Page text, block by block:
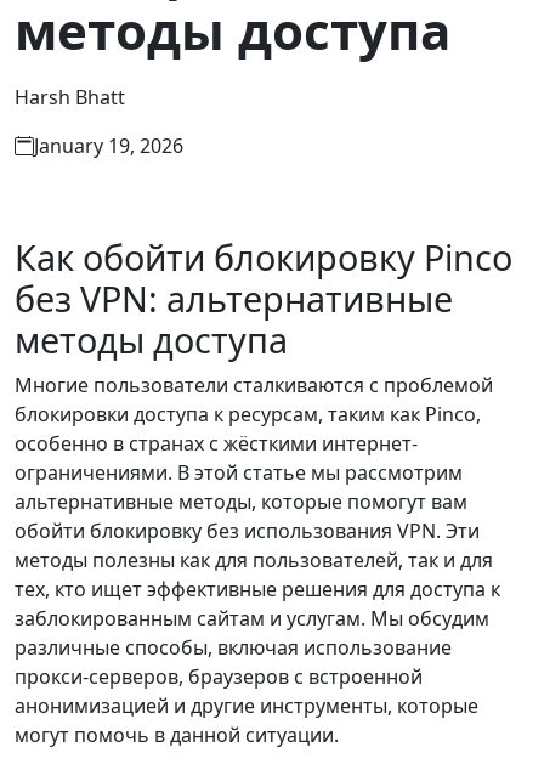
методы доступа
Harsh Bhatt
January 19, 2026
Как обойти блокировку Pinco
без VPN: альтернативные
методы доступа
Многие пользователи сталкиваются с проблемой
блокировки доступа к ресурсам, таким как Pinco,
особенно в странах с жёсткими интернет-
ограничениями. В этой статье мы рассмотрим
альтернативные методы, которые помогут вам
обойти блокировку без использования VPN. Эти
методы полезны как для пользователей, так и для
тех, кто ищет эффективные решения для доступа к
заблокированным сайтам и услугам. Мы обсудим
различные способы, включая использование
прокси-серверов, браузеров с встроенной
анонимизацией и другие инструменты, которые
могут помочь в данной ситуации.